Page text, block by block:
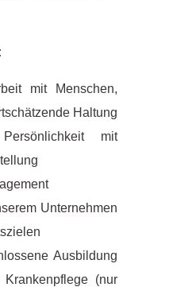
mit Menschen,
Haltung
mit
Unternehmen
Ausbildung
(nur